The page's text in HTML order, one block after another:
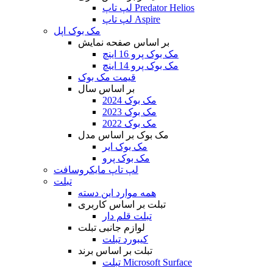
لپ تاپ Predator Helios
لپ تاپ Aspire
مک بوک اپل
بر اساس صفحه نمایش
مک بوک پرو 16 اینچ
مک بوک پرو 14 اینچ
قیمت مک بوک
بر اساس سال
مک بوک 2024
مک بوک 2023
مک بوک 2022
مک بوک بر اساس مدل
مک بوک ایر
مک بوک پرو
لپ تاپ مایکروسافت
تبلت
همه موارد این دسته
تبلت بر اساس کاربری
تبلت قلم دار
لوازم جانبی تبلت
کیبورد تبلت
تبلت بر اساس برند
تبلت Microsoft Surface